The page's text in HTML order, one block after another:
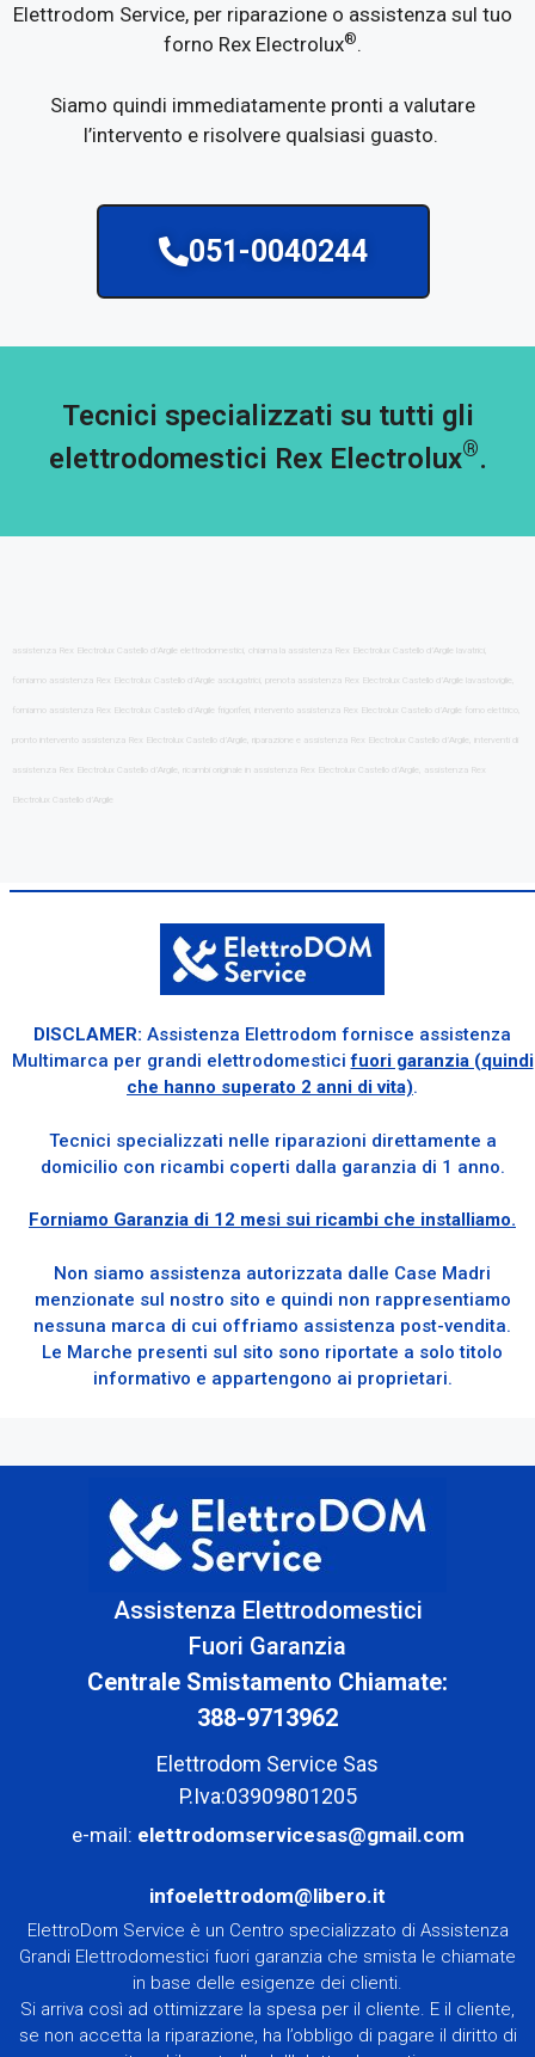
Elettrodom Service, per riparazione o assistenza sul tuo
forno Rex Electrolux®.
Siamo quindi immediatamente pronti a valutare
l’intervento e risolvere qualsiasi guasto.
051-0040244
Tecnici specializzati su tutti gli
elettrodomestici Rex Electrolux®.
assistenza Rex Electrolux Castello d’Argile elettrodomestici, chiama la assistenza Rex Electrolux Castello d’Argile lavatrici,
forniamo assistenza Rex Electrolux Castello d’Argile asciugatrici, prenota assistenza Rex Electrolux Castello d’Argile lavastoviglie,
forniamo assistenza Rex Electrolux Castello d’Argile frigoriferi, intervento assistenza Rex Electrolux Castello d’Argile forno elettrico,
pronto intervento assistenza Rex Electrolux Castello d’Argile, riparazione e assistenza Rex Electrolux Castello d’Argile, interventi di
assistenza Rex Electrolux Castello d’Argile, ricambi originale in assistenza Rex Electrolux Castello d’Argile, assistenza Rex
Electrolux Castello d’Argile
DISCLAMER: Assistenza Elettrodom fornisce assistenza
Multimarca per grandi elettrodomesticifuori garanzia (quindi
che hanno superato 2 anni di vita).
Tecnici specializzati nelle riparazioni direttamente a
domicilio con ricambi coperti dalla garanzia di 1 anno.
Forniamo Garanzia di 12 mesi sui ricambi che installiamo.
Non siamo assistenza autorizzata dalle Case Madri
menzionate sul nostro sito e quindi non rappresentiamo
nessuna marca di cui offriamo assistenza post-vendita.
Le Marche presenti sul sito sono riportate a solo titolo
informativo e appartengono ai proprietari.
Assistenza Elettrodomestici
Fuori Garanzia
Centrale Smistamento Chiamate:
388-9713962
Elettrodom Service Sas
P.Iva:03909801205
e-mail: elettrodomservicesas@gmail.com
infoelettrodom@libero.it
ElettroDom Service è un Centro specializzato di Assistenza
Grandi Elettrodomestici fuori garanzia che smista le chiamate
in base delle esigenze dei clienti.
Si arriva così ad ottimizzare la spesa per il cliente. E il cliente,
se non accetta la riparazione, ha l’obbligo di pagare il diritto di